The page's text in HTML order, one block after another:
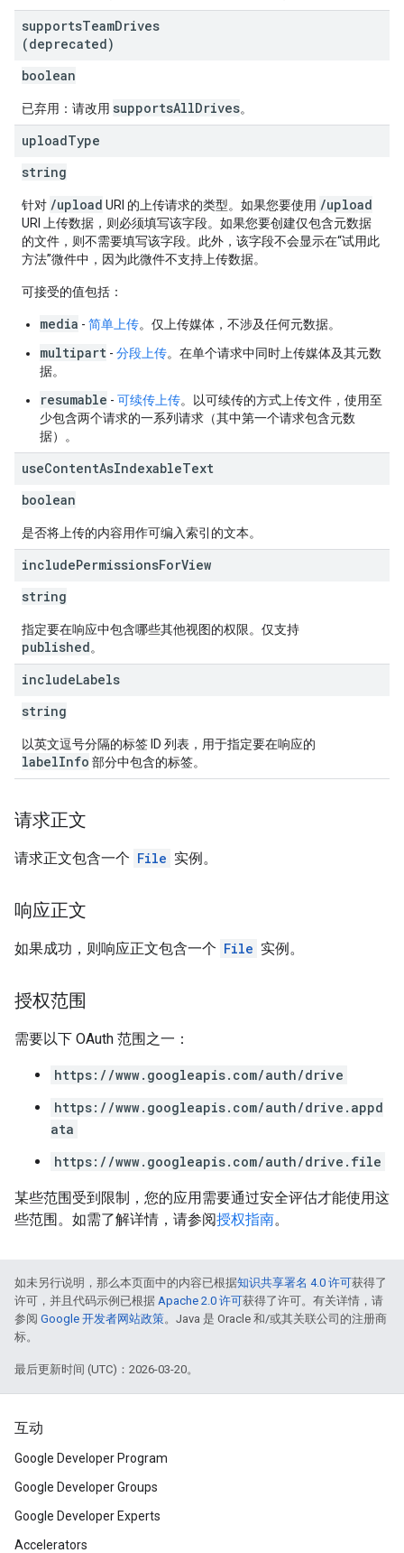
supportsTeamDrives
(deprecated)
boolean
已弃用：请改用 supportsAllDrives。
uploadType
string
针对 /upload URI 的上传请求的类型。如果您要使用 /upload
URI 上传数据，则必须填写该字段。如果您要创建仅包含元数据
的文件，则不需要填写该字段。此外，该字段不会显示在“试用此
方法”微件中，因为此微件不支持上传数据。
可接受的值包括：
media - 简单上传。仅上传媒体，不涉及任何元数据。
multipart - 分段上传。在单个请求中同时上传媒体及其元数
据。
resumable - 可续传上传。以可续传的方式上传文件，使用至
少包含两个请求的一系列请求（其中第一个请求包含元数
据）。
useContentAsIndexableText
boolean
是否将上传的内容用作可编入索引的文本。
includePermissionsForView
string
指定要在响应中包含哪些其他视图的权限。仅支持
published。
includeLabels
string
以英文逗号分隔的标签 ID 列表，用于指定要在响应的
labelInfo 部分中包含的标签。
请求正文
请求正文包含一个 File 实例。
响应正文
如果成功，则响应正文包含一个 File 实例。
授权范围
需要以下 OAuth 范围之一：
https://www.googleapis.com/auth/drive
https://www.googleapis.com/auth/drive.appd
ata
https://www.googleapis.com/auth/drive.file
某些范围受到限制，您的应用需要通过安全评估才能使用这
些范围。如需了解详情，请参阅授权指南。
如未另行说明，那么本页面中的内容已根据知识共享署名 4.0 许可获得了
许可，并且代码示例已根据 Apache 2.0 许可获得了许可。有关详情，请
参阅 Google 开发者网站政策。Java 是 Oracle 和/或其关联公司的注册商
标。
最后更新时间 (UTC)：2026-03-20。
互动
Google Developer Program
Google Developer Groups
Google Developer Experts
Accelerators